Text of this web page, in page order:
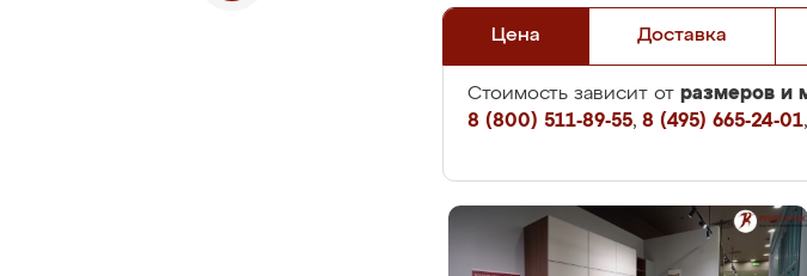
Цена Доставка
Стоимость зависит от размеров и
8 (800) 511-89-55, 8 (495) 665-24-01,